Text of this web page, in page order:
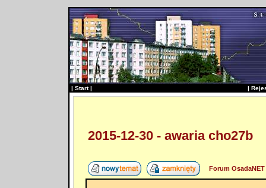
| Start| |
2015-12-30 - awaria cho27b
Forum